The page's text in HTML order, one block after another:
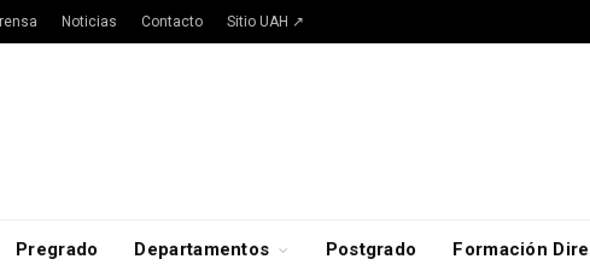
Noticias Contacto Sitio UAH ↗
Pregrado Departamentos Postgrado Formación